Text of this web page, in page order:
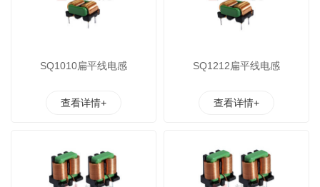
SQ1010扁平线电感
查看详情+
SQ1212扁平线电感
查看详情+